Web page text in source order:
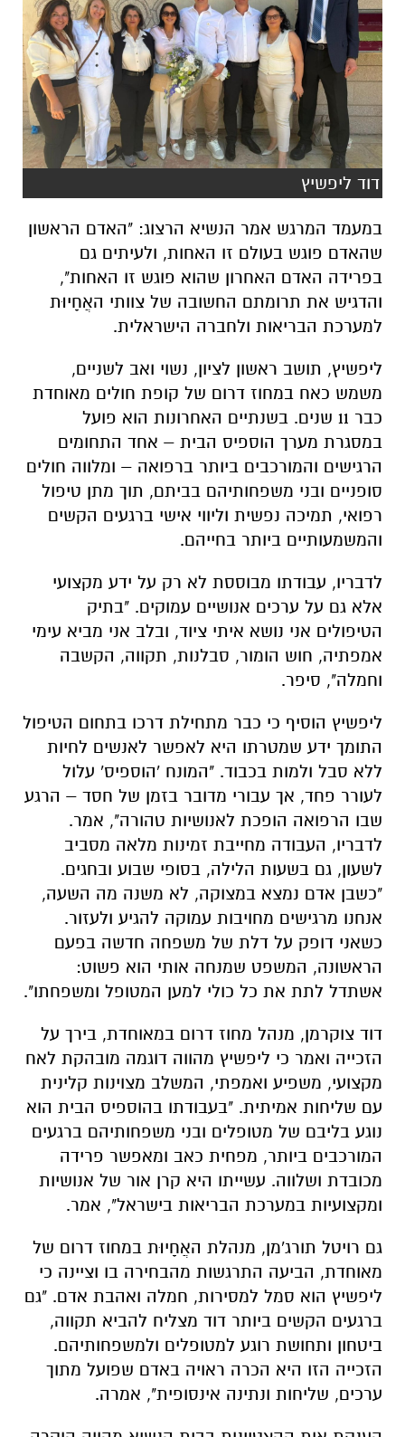
דוד ליפשיץ
במעמד המרגש אמר הנשיא הרצוג: "האדם הראשון
שהאדם פוגש בעולם זו האחות, ולעיתים גם
בפרידה האדם האחרון שהוא פוגש זו האחות",
והדגיש את תרומתם החשובה של צוותי האֲחָיוּת
למערכת הבריאות ולחברה הישראלית.
ליפשיץ, תושב ראשון לציון, נשוי ואב לשניים,
משמש כאח במחוז דרום של קופת חולים מאוחדת
כבר 11 שנים. בשנתיים האחרונות הוא פועל
במסגרת מערך הוספיס הבית – אחד התחומים
הרגישים והמורכבים ביותר ברפואה – ומלווה חולים
סופניים ובני משפחותיהם בביתם, תוך מתן טיפול
רפואי, תמיכה נפשית וליווי אישי ברגעים הקשים
והמשמעותיים ביותר בחייהם.
לדבריו, עבודתו מבוססת לא רק על ידע מקצועי
אלא גם על ערכים אנושיים עמוקים. "בתיק
הטיפולים אני נושא איתי ציוד, ובלב אני מביא עימי
אמפתיה, חוש הומור, סבלנות, תקווה, הקשבה
וחמלה", סיפר.
ליפשיץ הוסיף כי כבר מתחילת דרכו בתחום הטיפול
התומך ידע שמטרתו היא לאפשר לאנשים לחיות
ללא סבל ולמות בכבוד. "המונח 'הוספיס' עלול
לעורר פחד, אך עבורי מדובר בזמן של חסד – הרגע
שבו הרפואה הופכת לאנושיות טהורה", אמר.
לדבריו, העבודה מחייבת זמינות מלאה מסביב
לשעון, גם בשעות הלילה, בסופי שבוע ובחגים.
"כשבן אדם נמצא במצוקה, לא משנה מה השעה,
אנחנו מרגישים מחויבות עמוקה להגיע ולעזור.
כשאני דופק על דלת של משפחה חדשה בפעם
הראשונה, המשפט שמנחה אותי הוא פשוט:
אשתדל לתת את כל כולי למען המטופל ומשפחתו".
דוד צוקרמן, מנהל מחוז דרום במאוחדת, בירך על
הזכייה ואמר כי ליפשיץ מהווה דוגמה מובהקת לאח
מקצועי, משפיע ואמפתי, המשלב מצוינות קלינית
עם שליחות אמיתית. "בעבודתו בהוספיס הבית הוא
נוגע בליבם של מטופלים ובני משפחותיהם ברגעים
המורכבים ביותר, מפחית כאב ומאפשר פרידה
מכובדת ושלווה. עשייתו היא קרן אור של אנושיות
ומקצועיות במערכת הבריאות בישראל", אמר.
גם רויטל תורג'מן, מנהלת האֲחָיוּת במחוז דרום של
מאוחדת, הביעה התרגשות מהבחירה בו וציינה כי
ליפשיץ הוא סמל למסירות, חמלה ואהבת אדם. "גם
ברגעים הקשים ביותר דוד מצליח להביא תקווה,
ביטחון ותחושת רוגע למטופלים ולמשפחותיהם.
הזכייה הזו היא הכרה ראויה באדם שפועל מתוך
ערכים, שליחות ונתינה אינסופית", אמרה.